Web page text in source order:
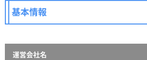
基本情報
運営会社名